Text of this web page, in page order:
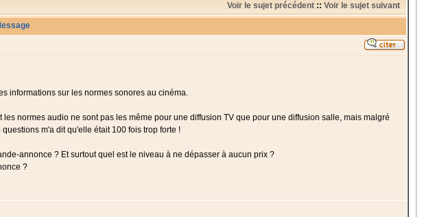
Voir le sujet précédent :: Voir le sujet suivant
informations sur les normes sonores au cinéma.
normes audio ne sont pas les même pour une diffusion TV que pour une diffusion salle, mais malgré
m'a dit qu'elle était 100 fois trop forte !
annonce ? Et surtout quel est le niveau à ne dépasser à aucun prix ?
?